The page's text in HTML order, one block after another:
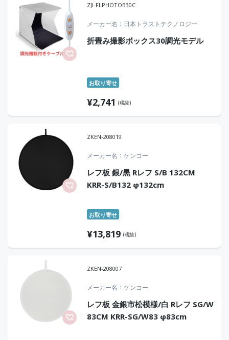
ZJI-FLPHOTOB30C
メーカー名 日本トラストテクノロジー
折畳み撮影ボックス30調光モデル
お取り寄せ
¥2,741 (税抜)
ZKEN-208019
メーカー名 ケンコー
レフ板 銀/黒 Rレフ S/B 132CM
KRR-S/B132 φ132cm
お取り寄せ
¥13,819 (税抜)
ZKEN-208007
メーカー名 ケンコー
レフ板 金銀市松模様/白 Rレフ SG/W
83CM KRR-SG/W83 φ83cm